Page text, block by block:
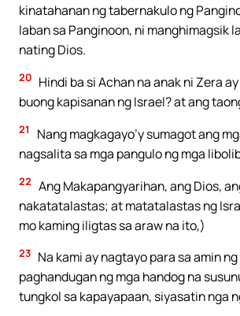
kinatahanan ng tabernakulo ng
laban sa Panginoon, ni manghimagsik
nating Dios.
20 Hindi ba si Achan na anak ni Zera
buong kapisanan ng Israel? at ang
21
Nang magkagayo’y sumagot ang
nagsalita sa mga pangulo ng mga
22 Ang Makapangyarihan, ang Dios,
nakatatalastas; at matatalastas ng
mo kaming iligtas sa araw na ito,)
23 Na kami ay nagtayo para sa amin
paghandugan ng mga handog na
tungkol sa kapayapaan, siyasatin nga